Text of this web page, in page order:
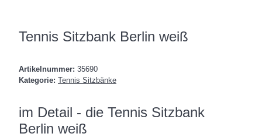
Tennis Sitzbank Berlin weiß
Artikelnummer: 35690
Kategorie: Tennis Sitzbänke
im Detail - die Tennis Sitzbank
Berlin weiß